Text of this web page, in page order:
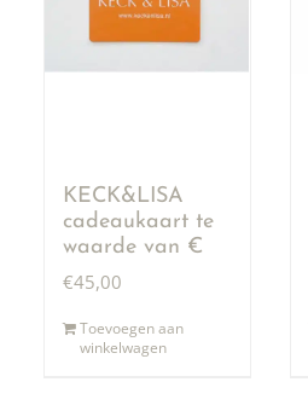
KECK&LISA
cadeaukaart te
waarde van €
50,00
€45,00
Toevoegen aan
winkelwagen